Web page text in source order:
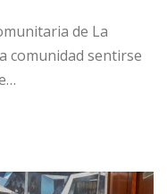
de La
comunidad sentirse